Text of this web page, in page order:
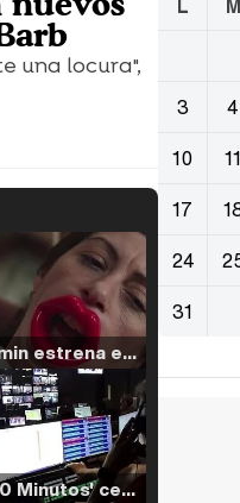
una locura",
Filmin estrena el tráiler de 'Millennial Mal', su nueva comedia universitaria de la mano de Lorena Iglesias
'120 Minutos' celebra sus 2.000 programas en Telemadrid con un vídeo del día a día en la redacción
L M
3
4
10
11
17
24
31